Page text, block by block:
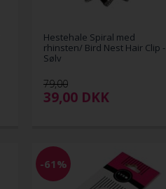
Hestehale Spiral med
rhinsten/ Bird Nest Hair Clip -
Sølv
79,00
39,00 DKK
-61%